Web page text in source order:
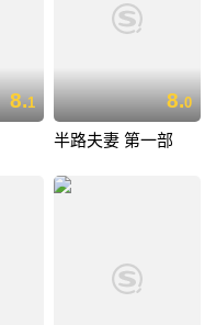
8.1 8.0
半路夫妻 第一部